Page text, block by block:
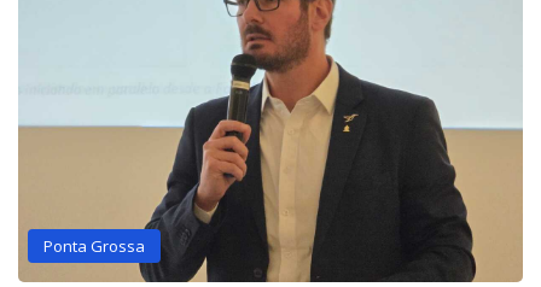
Ponta Grossa